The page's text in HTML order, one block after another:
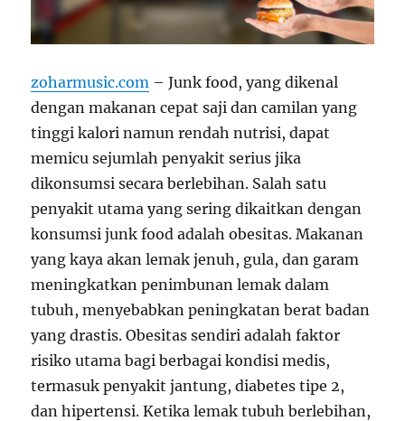
zoharmusic.com – Junk food, yang dikenal
dengan makanan cepat saji dan camilan yang
tinggi kalori namun rendah nutrisi, dapat
memicu sejumlah penyakit serius jika
dikonsumsi secara berlebihan. Salah satu
penyakit utama yang sering dikaitkan dengan
konsumsi junk food adalah obesitas. Makanan
yang kaya akan lemak jenuh, gula, dan garam
meningkatkan penimbunan lemak dalam
tubuh, menyebabkan peningkatan berat badan
yang drastis. Obesitas sendiri adalah faktor
risiko utama bagi berbagai kondisi medis,
termasuk penyakit jantung, diabetes tipe 2,
dan hipertensi. Ketika lemak tubuh berlebihan,